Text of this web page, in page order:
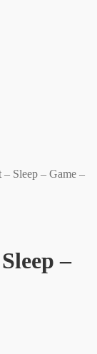
Sleep – Game –
–